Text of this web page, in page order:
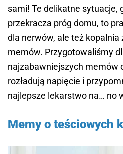
sami! Te delikatne sytuacje,
przekracza próg domu, to
dla nerwów, ale też
memów. Przygotowaliśmy
najzabawniejszych memów
rozładują napięcie i
najlepsze lekarstwo na… no
Memy o teściowych